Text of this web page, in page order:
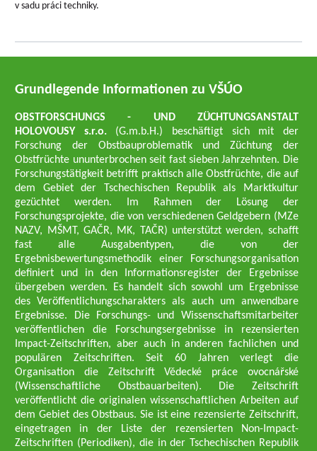
v sadu práci techniky.
Grundlegende Informationen zu VŠÚO
OBSTFORSCHUNGS - UND ZÜCHTUNGSANSTALT
HOLOVOUSY s.r.o. (G.m.b.H.) beschäftigt sich mit der
Forschung der Obstbauproblematik und Züchtung der
Obstfrüchte ununterbrochen seit fast sieben Jahrzehnten. Die
Forschungstätigkeit betrifft praktisch alle Obstfrüchte, die auf
dem Gebiet der Tschechischen Republik als Marktkultur
gezüchtet werden. Im Rahmen der Lösung der
Forschungsprojekte, die von verschiedenen Geldgebern (MZe
NAZV, MŠMT, GAČR, MK, TAČR) unterstützt werden, schafft
fast alle Ausgabentypen, die von der
Ergebnisbewertungsmethodik einer Forschungsorganisation
definiert und in den Informationsregister der Ergebnisse
übergeben werden. Es handelt sich sowohl um Ergebnisse
des Veröffentlichungscharakters als auch um anwendbare
Ergebnisse. Die Forschungs- und Wissenschaftsmitarbeiter
veröffentlichen die Forschungsergebnisse in rezensierten
Impact-Zeitschriften, aber auch in anderen fachlichen und
populären Zeitschriften. Seit 60 Jahren verlegt die
Organisation die Zeitschrift Vědecké práce ovocnářské
(Wissenschaftliche Obstbauarbeiten). Die Zeitschrift
veröffentlicht die originalen wissenschaftlichen Arbeiten auf
dem Gebiet des Obstbaus. Sie ist eine rezensierte Zeitschrift,
eingetragen in der Liste der rezensierten Non-Impact-
Zeitschriften (Periodiken), die in der Tschechischen Republik